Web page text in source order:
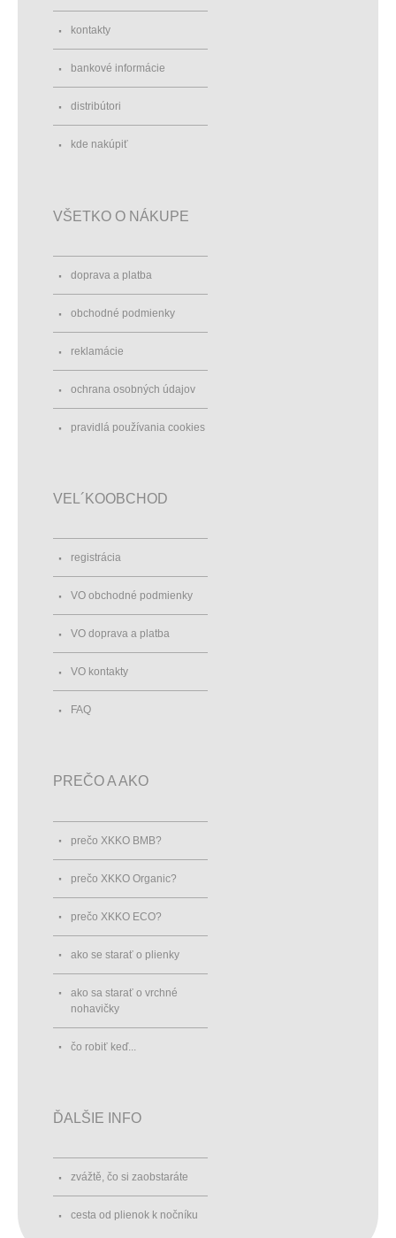
kontakty
bankové informácie
distribútori
kde nakúpiť
VŠETKO O NÁKUPE
doprava a platba
obchodné podmienky
reklamácie
ochrana osobných údajov
pravidlá používania cookies
VEL´KOOBCHOD
registrácia
VO obchodné podmienky
VO doprava a platba
VO kontakty
FAQ
PREČO A AKO
prečo XKKO BMB?
prečo XKKO Organic?
prečo XKKO ECO?
ako se starať o plienky
ako sa starať o vrchné
nohavičky
čo robiť keď...
ĎALŠIE INFO
zvážtě, čo si zaobstaráte
cesta od plienok k nočníku